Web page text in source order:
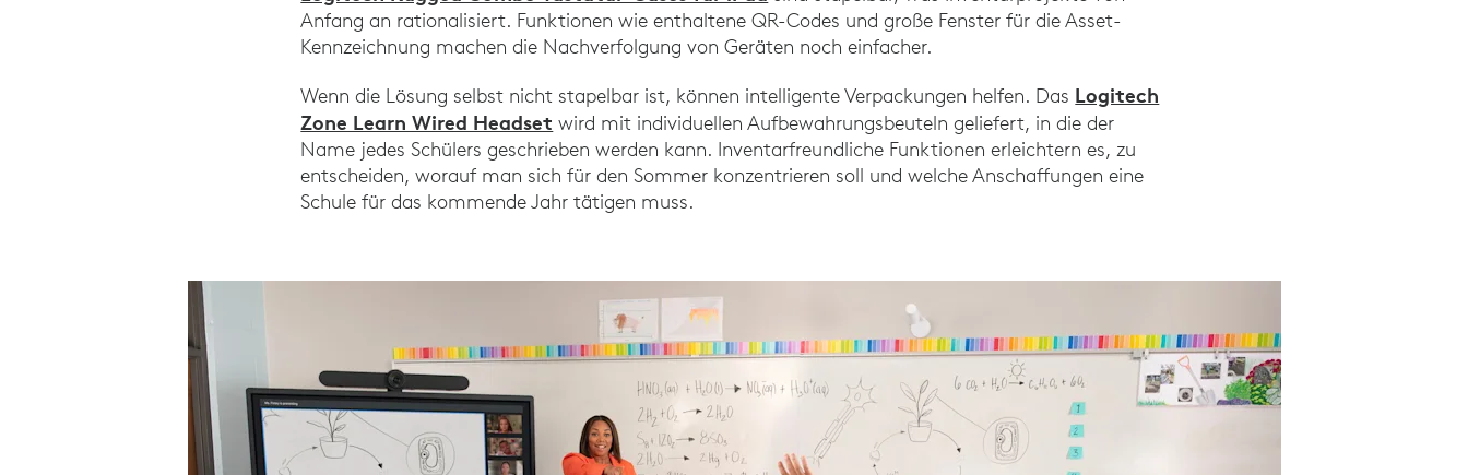
Anfang an rationalisiert. Funktionen wie enthaltene QR-Codes und große Fenster für die Asset-
Kennzeichnung machen die Nachverfolgung von Geräten noch einfacher.
Wenn die Lösung selbst nicht stapelbar ist, können intelligente Verpackungen helfen. Das Logitech
Zone Learn Wired Headset wird mit individuellen Aufbewahrungsbeuteln geliefert, in die der
Name jedes Schülers geschrieben werden kann. Inventarfreundliche Funktionen erleichtern es, zu
entscheiden, worauf man sich für den Sommer konzentrieren soll und welche Anschaffungen eine
Schule für das kommende Jahr tätigen muss.